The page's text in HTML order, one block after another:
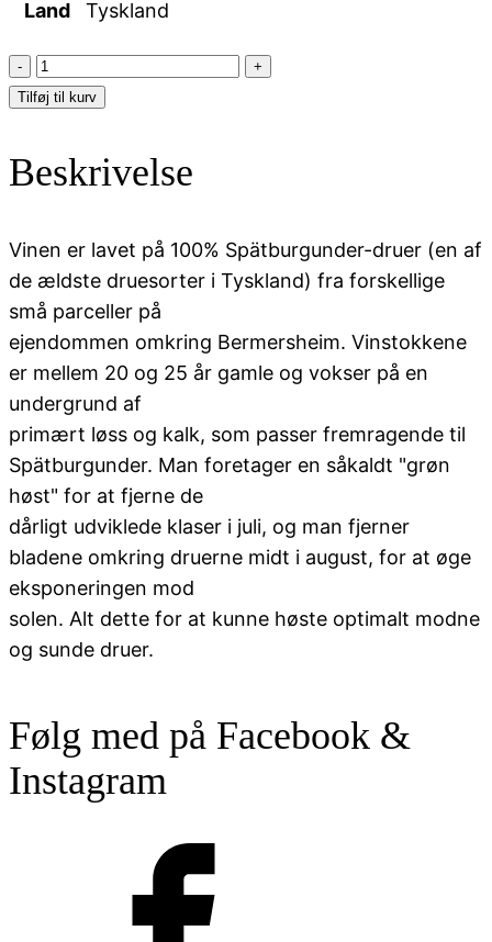
Land Tyskland
Geils
-
Trocken
antal
Tilføj til kurv
Beskrivelse
Vinen er lavet på 100% Spätburgunder-druer (en af
de ældste druesorter i Tyskland) fra forskellige
små parceller på
ejendommen omkring Bermersheim. Vinstokkene
er mellem 20 og 25 år gamle og vokser på en
undergrund af
primært løss og kalk, som passer fremragende til
Spätburgunder. Man foretager en såkaldt "grøn
høst" for at fjerne de
dårligt udviklede klaser i juli, og man fjerner
bladene omkring druerne midt i august, for at øge
eksponeringen mod
solen. Alt dette for at kunne høste optimalt modne
og sunde druer.
Følg med på Facebook &
Instagram